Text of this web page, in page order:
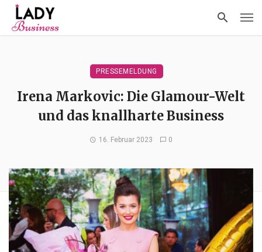
PRESSEMELDUNG
Irena Markovic: Die Glamour-Welt
und das knallharte Business
16. Februar 2023 0